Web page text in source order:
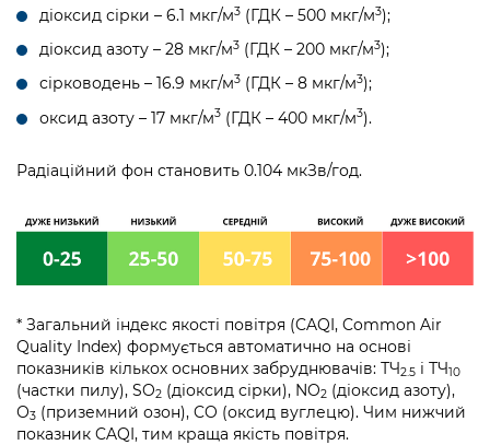
діоксид сірки – 6.1 мкг/м3 (ГДК – 500 мкг/м3);
діоксид азоту – 28 мкг/м3 (ГДК – 200 мкг/м3);
сірководень – 16.9 мкг/м3 (ГДК – 8 мкг/м3);
оксид азоту – 17 мкг/м3 (ГДК – 400 мкг/м3).
Радіаційний фон становить 0.104 мкЗв/год.
* Загальний індекс якості повітря (CAQI, Common Air
Quality Index) формується автоматично на основі
показників кількох основних забруднювачів: ТЧ2.5 і ТЧ10
(частки пилу), SO2 (діоксид сірки), NO2 (діоксид азоту),
О3 (приземний озон), CO (оксид вуглецю). Чим нижчий
показник CAQI, тим краща якість повітря.